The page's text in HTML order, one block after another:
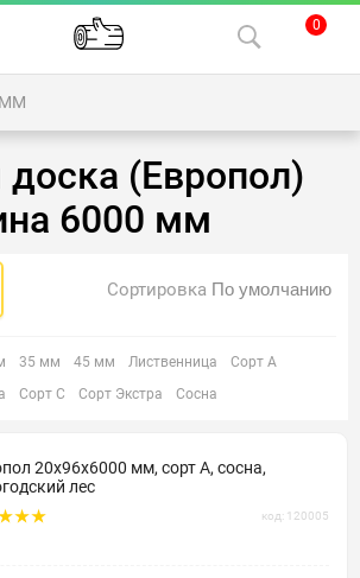
0
(Европол)
6000 мм
Сортировка
35 мм 45 мм Лиственница
Сорт А
Сорт С Сорт Экстра Сосна
20х96х6000 мм, сорт А, сосна,
лес
код: 120005